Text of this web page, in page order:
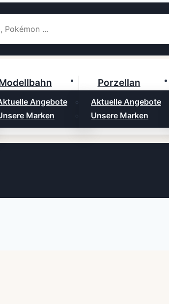
Angebote
Marken
Porzellan
Aktuelle Angebote
Unsere Marken